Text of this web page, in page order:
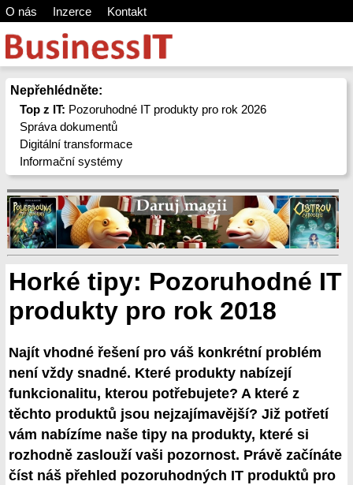
O nás Inzerce Kontakt
Nepřehlédněte:
Top z IT: Pozoruhodné IT produkty pro rok 2026
Správa dokumentů
Digitální transformace
Informační systémy
Horké tipy: Pozoruhodné IT
produkty pro rok 2018
Najít vhodné řešení pro váš konkrétní problém
není vždy snadné. Které produkty nabízejí
funkcionalitu, kterou potřebujete? A které z
těchto produktů jsou nejzajímavější? Již potřetí
vám nabízíme naše tipy na produkty, které si
rozhodně zaslouží vaši pozornost. Právě začínáte
číst náš přehled pozoruhodných IT produktů pro